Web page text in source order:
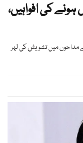
کی افواہیں،
مداحوں میں تشویش کی لہر